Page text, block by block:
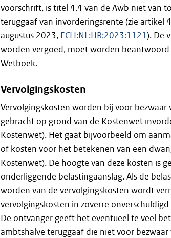
voorschrift, is titel 4.4 van de Awb niet van
teruggaaf van invorderingsrente (zie artikel
augustus 2023, ECLI:NL:HR:2023:1121). De
worden vergoed, moet worden
Wetboek.
Vervolgingskosten
Vervolgingskosten worden bij voor
gebracht op grond van de Kostenwet
Kostenwet). Het gaat bijvoorbeeld om
of kosten voor het betekenen van een
Kostenwet). De hoogte van deze kosten is
onderliggende belastingaanslag. Als de
worden van de vervolgingskosten wordt
vervolgingskosten in zoverre
De ontvanger geeft het eventueel te veel
ambtshalve teruggaaf die niet voor